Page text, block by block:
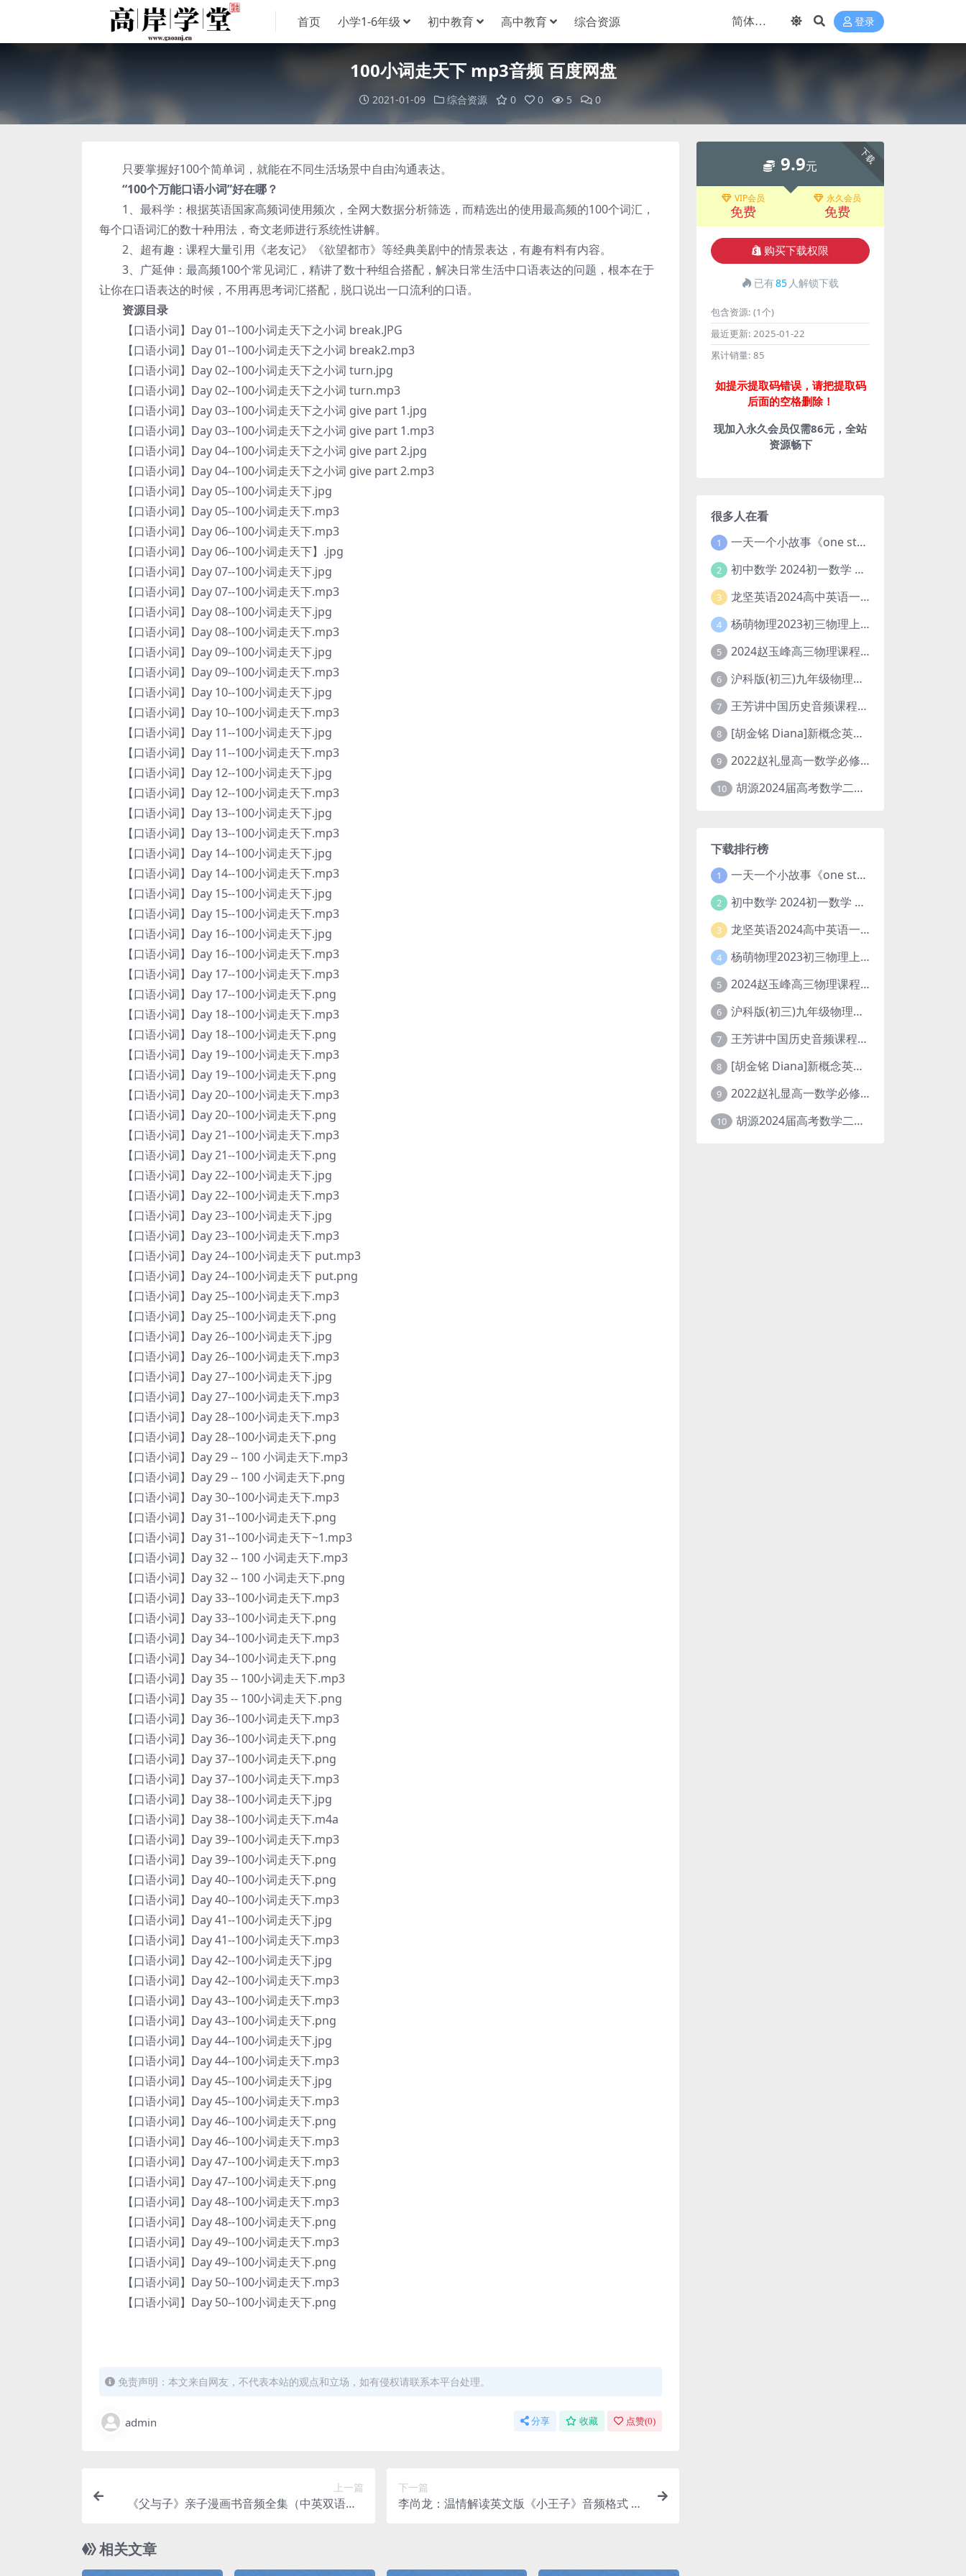
首页 小学1-6年级 初中教育 高中教育 综合资源 登录
100小词走天下 mp3音频 百度网盘
2021-01-09 综合资源 0 0 5 0
只要掌握好100个简单词，就能在不同生活场景中自由沟通表达。
“100个万能口语小词”好在哪？
1、最科学：根据英语国家高频词使用频次，全网大数据分析筛选，而精选出的使用最高频的100个词汇，
每个口语词汇的数十种用法，奇文老师进行系统性讲解。
2、超有趣：课程大量引用《老友记》《欲望都市》等经典美剧中的情景表达，有趣有料有内容。
3、广延伸：最高频100个常见词汇，精讲了数十种组合搭配，解决日常生活中口语表达的问题，根本在于
让你在口语表达的时候，不用再思考词汇搭配，脱口说出一口流利的口语。
资源目录
【口语小词】Day 01--100小词走天下之小词 break.JPG
【口语小词】Day 01--100小词走天下之小词 break2.mp3
【口语小词】Day 02--100小词走天下之小词 turn.jpg
【口语小词】Day 02--100小词走天下之小词 turn.mp3
【口语小词】Day 03--100小词走天下之小词 give part 1.jpg
【口语小词】Day 03--100小词走天下之小词 give part 1.mp3
【口语小词】Day 04--100小词走天下之小词 give part 2.jpg
【口语小词】Day 04--100小词走天下之小词 give part 2.mp3
【口语小词】Day 05--100小词走天下.jpg
【口语小词】Day 05--100小词走天下.mp3
【口语小词】Day 06--100小词走天下.mp3
【口语小词】Day 06--100小词走天下】.jpg
【口语小词】Day 07--100小词走天下.jpg
【口语小词】Day 07--100小词走天下.mp3
【口语小词】Day 08--100小词走天下.jpg
【口语小词】Day 08--100小词走天下.mp3
【口语小词】Day 09--100小词走天下.jpg
【口语小词】Day 09--100小词走天下.mp3
【口语小词】Day 10--100小词走天下.jpg
【口语小词】Day 10--100小词走天下.mp3
【口语小词】Day 11--100小词走天下.jpg
【口语小词】Day 11--100小词走天下.mp3
【口语小词】Day 12--100小词走天下.jpg
【口语小词】Day 12--100小词走天下.mp3
【口语小词】Day 13--100小词走天下.jpg
【口语小词】Day 13--100小词走天下.mp3
【口语小词】Day 14--100小词走天下.jpg
【口语小词】Day 14--100小词走天下.mp3
【口语小词】Day 15--100小词走天下.jpg
【口语小词】Day 15--100小词走天下.mp3
【口语小词】Day 16--100小词走天下.jpg
【口语小词】Day 16--100小词走天下.mp3
【口语小词】Day 17--100小词走天下.mp3
【口语小词】Day 17--100小词走天下.png
【口语小词】Day 18--100小词走天下.mp3
【口语小词】Day 18--100小词走天下.png
【口语小词】Day 19--100小词走天下.mp3
【口语小词】Day 19--100小词走天下.png
【口语小词】Day 20--100小词走天下.mp3
【口语小词】Day 20--100小词走天下.png
【口语小词】Day 21--100小词走天下.mp3
【口语小词】Day 21--100小词走天下.png
【口语小词】Day 22--100小词走天下.jpg
【口语小词】Day 22--100小词走天下.mp3
【口语小词】Day 23--100小词走天下.jpg
【口语小词】Day 23--100小词走天下.mp3
【口语小词】Day 24--100小词走天下 put.mp3
【口语小词】Day 24--100小词走天下 put.png
【口语小词】Day 25--100小词走天下.mp3
【口语小词】Day 25--100小词走天下.png
【口语小词】Day 26--100小词走天下.jpg
【口语小词】Day 26--100小词走天下.mp3
【口语小词】Day 27--100小词走天下.jpg
【口语小词】Day 27--100小词走天下.mp3
【口语小词】Day 28--100小词走天下.mp3
【口语小词】Day 28--100小词走天下.png
【口语小词】Day 29 -- 100 小词走天下.mp3
【口语小词】Day 29 -- 100 小词走天下.png
【口语小词】Day 30--100小词走天下.mp3
【口语小词】Day 31--100小词走天下.png
【口语小词】Day 31--100小词走天下~1.mp3
【口语小词】Day 32 -- 100 小词走天下.mp3
【口语小词】Day 32 -- 100 小词走天下.png
【口语小词】Day 33--100小词走天下.mp3
【口语小词】Day 33--100小词走天下.png
【口语小词】Day 34--100小词走天下.mp3
【口语小词】Day 34--100小词走天下.png
【口语小词】Day 35 -- 100小词走天下.mp3
【口语小词】Day 35 -- 100小词走天下.png
【口语小词】Day 36--100小词走天下.mp3
【口语小词】Day 36--100小词走天下.png
【口语小词】Day 37--100小词走天下.png
【口语小词】Day 37--100小词走天下.mp3
【口语小词】Day 38--100小词走天下.jpg
【口语小词】Day 38--100小词走天下.m4a
【口语小词】Day 39--100小词走天下.mp3
【口语小词】Day 39--100小词走天下.png
【口语小词】Day 40--100小词走天下.png
【口语小词】Day 40--100小词走天下.mp3
【口语小词】Day 41--100小词走天下.jpg
【口语小词】Day 41--100小词走天下.mp3
【口语小词】Day 42--100小词走天下.jpg
【口语小词】Day 42--100小词走天下.mp3
【口语小词】Day 43--100小词走天下.mp3
【口语小词】Day 43--100小词走天下.png
【口语小词】Day 44--100小词走天下.jpg
【口语小词】Day 44--100小词走天下.mp3
【口语小词】Day 45--100小词走天下.jpg
【口语小词】Day 45--100小词走天下.mp3
【口语小词】Day 46--100小词走天下.png
【口语小词】Day 46--100小词走天下.mp3
【口语小词】Day 47--100小词走天下.mp3
【口语小词】Day 47--100小词走天下.png
【口语小词】Day 48--100小词走天下.mp3
【口语小词】Day 48--100小词走天下.png
【口语小词】Day 49--100小词走天下.mp3
【口语小词】Day 49--100小词走天下.png
【口语小词】Day 50--100小词走天下.mp3
【口语小词】Day 50--100小词走天下.png
免责声明：本文来自网友，不代表本站的观点和立场，如有侵权请联系本平台处理。
admin 分享 收藏 点赞(0)
上一篇
《父与子》亲子漫画书音频全集（中英双语mp
下一篇
李尚龙：温情解读英文版《小王子》音频格式 百
相关文章
下载
9.9元
VIP会员
免费
永久会员
免费
购买下载权限
已有85 人解锁下载
包含资源: (1个)
最近更新: 2025-01-22
累计销量: 85
如提示提取码错误，请把提取码
后面的空格删除！
现加入永久会员仅需86元，全站
资源畅下
很多人在看
1 一天一个小故事《one story a day》初中版 百度网盘分享下载
2 初中数学 2024初一数学 朱韬数学 S班春季下 A+班春季下 百度云网盘
3 龙坚英语2024高中英语一轮系统班(全国卷+北京卷)
4 杨萌物理2023初三物理上秋季A+班(视频+讲义) 百度网盘分享
5 2024赵玉峰高三物理课程24年高考物理一轮复习网课教程
6 沪科版(初三)九年级物理全一册网课教学视频全集(录播版 杜春雨 66讲)
7 王芳讲中国历史音频课程全集(上下五千年)
8 [胡金铭 Diana]新概念英语第1册教学视频课程(全集 百度网盘下载)
9 2022赵礼显高一数学必修一课程视频资源(秋季班 含讲义)百度网盘云
10 胡源2024届高考数学二轮寒假春季精讲 百度网盘分享
下载排行榜
1 一天一个小故事《one story a day》初中版 百度网盘分享下载
2 初中数学 2024初一数学 朱韬数学 S班春季下 A+班春季下 百度云网盘
3 龙坚英语2024高中英语一轮系统班(全国卷+北京卷)
4 杨萌物理2023初三物理上秋季A+班(视频+讲义) 百度网盘分享
5 2024赵玉峰高三物理课程24年高考物理一轮复习网课教程
6 沪科版(初三)九年级物理全一册网课教学视频全集(录播版 杜春雨 66讲)
7 王芳讲中国历史音频课程全集(上下五千年)
8 [胡金铭 Diana]新概念英语第1册教学视频课程(全集 百度网盘下载)
9 2022赵礼显高一数学必修一课程视频资源(秋季班 含讲义)百度网盘云
10 胡源2024届高考数学二轮寒假春季精讲 百度网盘分享